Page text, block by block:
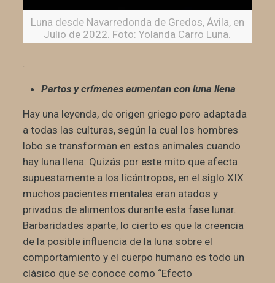
Luna desde Navarredonda de Gredos, Ávila, en
Julio de 2022. Foto: Yolanda Carro Luna.
Partos y crímenes aumentan con luna llena
Hay una leyenda, de origen griego pero adaptada
a todas las culturas, según la cual los hombres
lobo se transforman en estos animales cuando
hay luna llena. Quizás por este mito que afecta
supuestamente a los licántropos, en el siglo XIX
muchos pacientes mentales eran atados y
privados de alimentos durante esta fase lunar.
Barbaridades aparte, lo cierto es que la creencia
de la posible influencia de la luna sobre el
comportamiento y el cuerpo humano es todo un
clásico que se conoce como “Efecto